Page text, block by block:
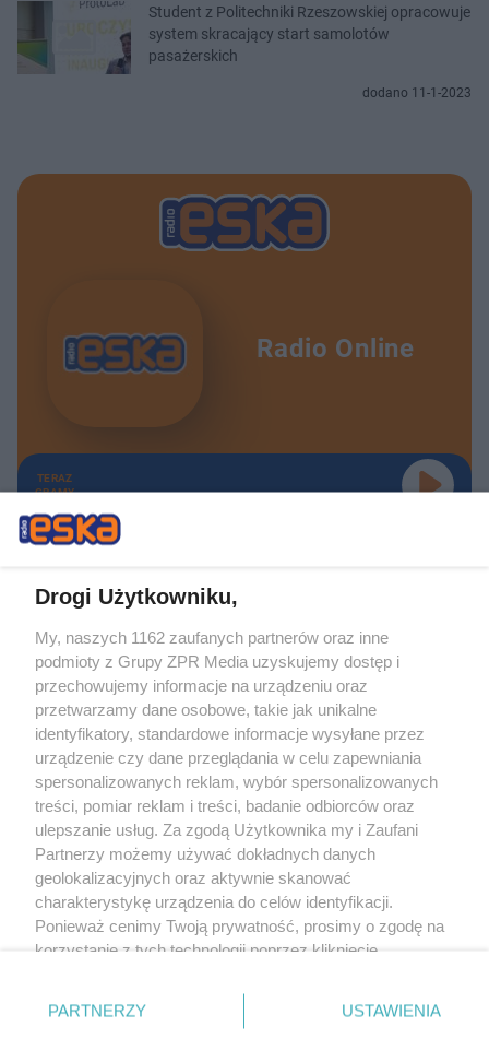
Student z Politechniki Rzeszowskiej opracowuje
system skracający start samolotów
pasażerskich
dodano 11-1-2023
Radio Online
TERAZ
GRAMY
Żaden utwór zamieszczony w serwisie nie może być powielany i
rozpowszechniany lub dalej rozpowszechniany w jakikolwiek sposób (w
tym także elektroniczny lub mechaniczny) na jakimkolwiek polu
eksploatacji w jakiejkolwiek formie, włącznie z umieszczaniem w Internecie
bez pisemnej zgody właściciela praw. Jakiekolwiek użycie lub
wykorzystanie utworów w całości lub w części z naruszeniem prawa, tzn.
bez właściwej zgody, jest zabronione pod groźbą kary i może być ścigane
prawnie.
O nas
Drogi Użytkowniku,
My, naszych 1162 zaufanych partnerów oraz inne
podmioty z Grupy ZPR Media uzyskujemy dostęp i
przechowujemy informacje na urządzeniu oraz
przetwarzamy dane osobowe, takie jak unikalne
identyfikatory, standardowe informacje wysyłane przez
urządzenie czy dane przeglądania w celu zapewniania
spersonalizowanych reklam, wybór spersonalizowanych
treści, pomiar reklam i treści, badanie odbiorców oraz
ulepszanie usług. Za zgodą Użytkownika my i Zaufani
Partnerzy możemy używać dokładnych danych
geolokalizacyjnych oraz aktywnie skanować
charakterystykę urządzenia do celów identyfikacji.
Ponieważ cenimy Twoją prywatność, prosimy o zgodę na
korzystanie z tych technologii poprzez kliknięcie
zmienić/wycofać klikając przycisk ustawień prywatności
znajdujący się w lewym dolnym rogu strony
PARTNERZY USTAWIENIA